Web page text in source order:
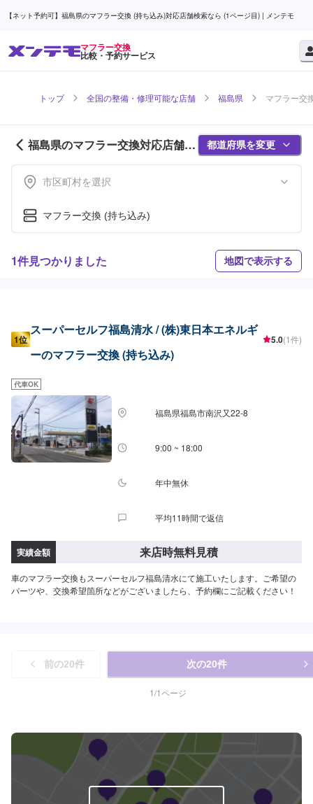
【ネット予約可】福島県のマフラー交換 (持ち込み)対応店舗検索なら (1ページ目) | メンテモ
マフラー交換
比較・予約サービス
トップ 全国の整備・修理可能な店舗 福島県 マフラー交
福島県のマフラー交換対応店舗紹
介 (1ページ目)
都道府県を変更
市区町村を選択
マフラー交換 (持ち込み)
1件見つかりました 地図で表示する
1位
スーパーセルフ福島清水 / (株)東日本エネルギ
ーのマフラー交換 (持ち込み)
5.0(1件)
代車OK
福島県福島市南沢又22-8
9:00 ~ 18:00
年中無休
平均11時間で返信
実績金額 来店時無料見積
車のマフラー交換もスーパーセルフ福島清水にて施工いたします。ご希望の
パーツや、交換希望箇所などがございましたら、予約欄にご記載ください！
前の20件 次の20件
1/1ページ